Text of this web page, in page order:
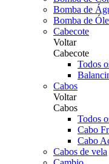
Bomba de
Bomba de
Cabecote
Voltar
Cabecote
Todos
Cabos
Voltar
Cabos
Todos
Cabo
Cabo
Cabos de vela